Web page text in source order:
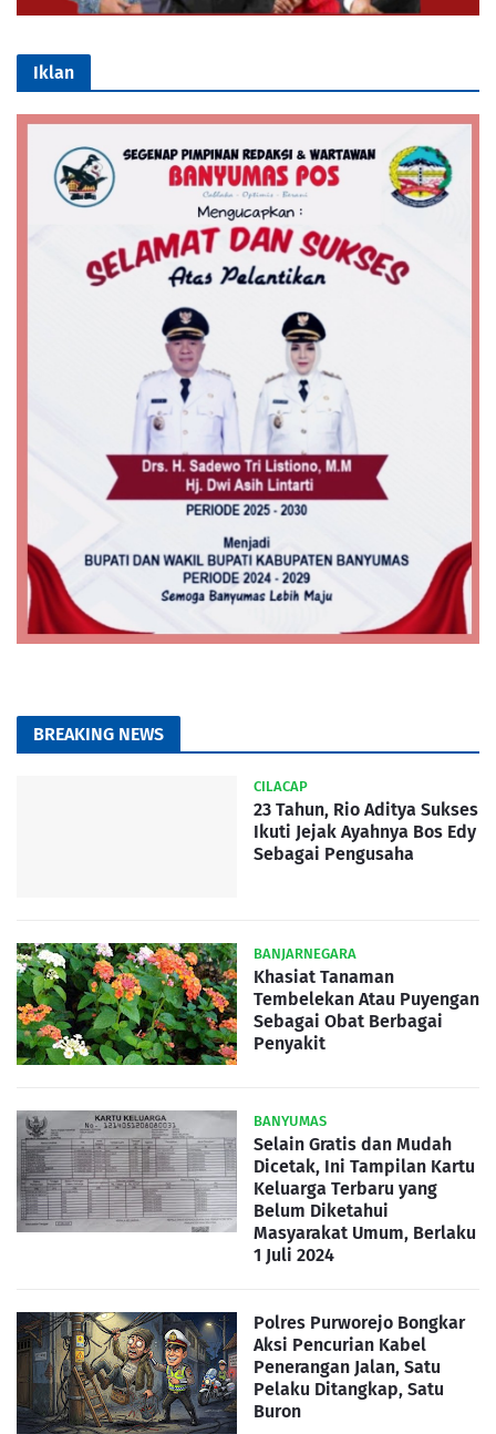
Iklan
BREAKING NEWS
CILACAP
23 Tahun, Rio Aditya Sukses
Ikuti Jejak Ayahnya Bos Edy
Sebagai Pengusaha
BANJARNEGARA
Khasiat Tanaman
Tembelekan Atau Puyengan
Sebagai Obat Berbagai
Penyakit
BANYUMAS
Selain Gratis dan Mudah
Dicetak, Ini Tampilan Kartu
Keluarga Terbaru yang
Belum Diketahui
Masyarakat Umum, Berlaku
1 Juli 2024
Polres Purworejo Bongkar
Aksi Pencurian Kabel
Penerangan Jalan, Satu
Pelaku Ditangkap, Satu
Buron